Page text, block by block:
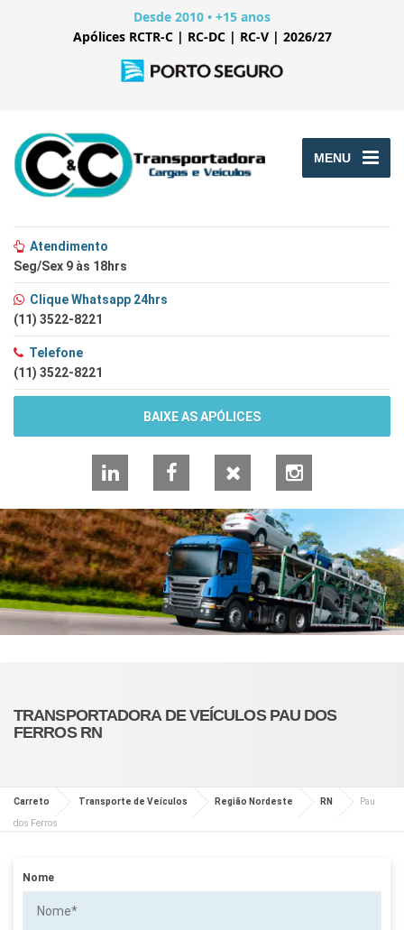
Desde 2010 • +15 anos
Apólices RCTR-C | RC-DC | RC-V | 2026/27
MENU
Atendimento
Seg/Sex 9 às 18hrs
Clique Whatsapp 24hrs
(11) 3522-8221
Telefone
(11) 3522-8221
BAIXE AS APÓLICES
LinkedInFacebook Instagram
TRANSPORTADORA DE VEÍCULOS PAU DOS
FERROS RN
Carreto Transporte de Veículos Região Nordeste RN Pau
dos Ferros
Nome